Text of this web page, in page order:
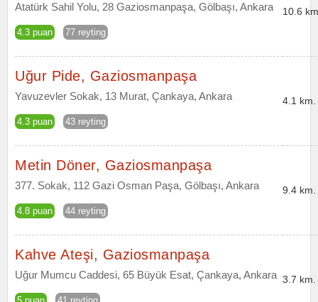
Atatürk Sahil Yolu, 28 Gaziosmanpaşa, Gölbaşı, Ankara
4.3 puan 77 reyting
10.6
Uğur Pide, Gaziosmanpaşa
Yavuzevler Sokak, 13 Murat, Çankaya, Ankara
4.3 puan 43 reyting
4.1 km.
Metin Döner, Gaziosmanpaşa
377. Sokak, 112 Gazi Osman Paşa, Gölbaşı, Ankara
4.8 puan 44 reyting
9.4 km.
Kahve Ateşi, Gaziosmanpaşa
Uğur Mumcu Caddesi, 65 Büyük Esat, Çankaya, Ankara 3.7 km.